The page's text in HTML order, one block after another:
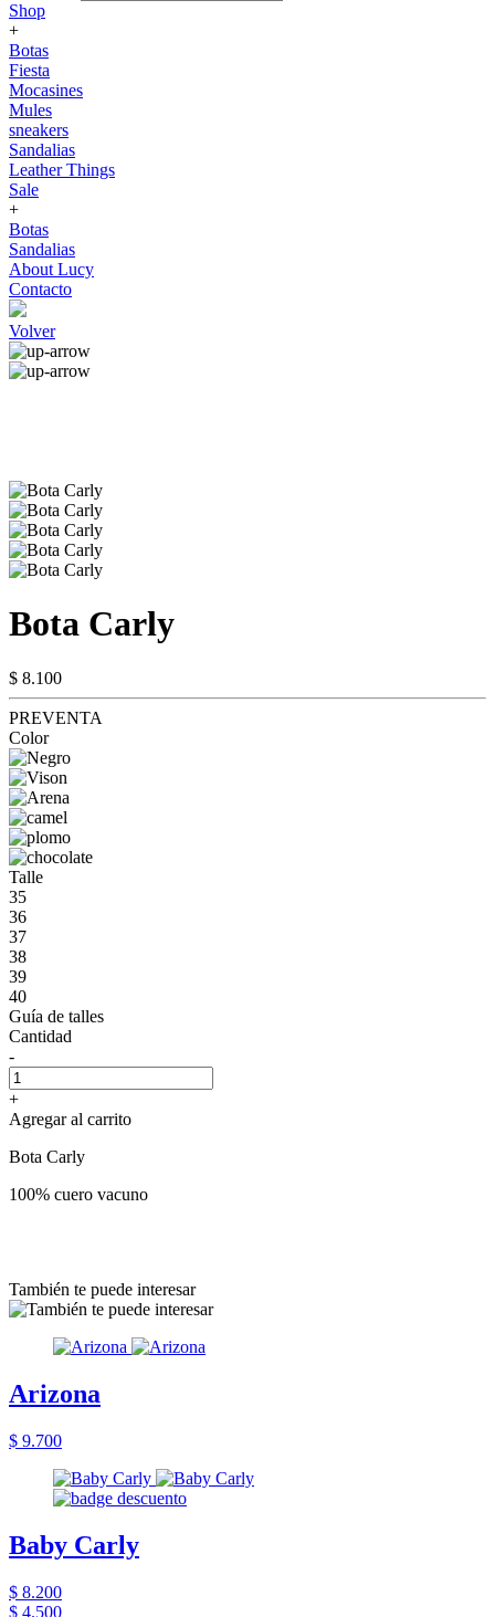
Shop
+
Botas
Fiesta
Mocasines
Mules
sneakers
Sandalias
Leather Things
Sale
+
Botas
Sandalias
About Lucy
Contacto
Volver
Bota Carly
$ 8.100
PREVENTA
Color
Talle
35
36
37
38
39
40
Guía de talles
Cantidad
-
+
Agregar al carrito
Bota Carly
100% cuero vacuno
También te puede interesar
Arizona
$ 9.700
Baby Carly
$ 8.200
$ 4.500